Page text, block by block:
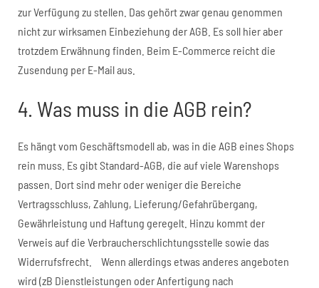
zur Verfügung zu stellen. Das gehört zwar genau genommen
nicht zur wirksamen Einbeziehung der AGB. Es soll hier aber
trotzdem Erwähnung finden. Beim E-Commerce reicht die
Zusendung per E-Mail aus.
4. Was muss in die AGB rein?
Es hängt vom Geschäftsmodell ab, was in die AGB eines Shops
rein muss. Es gibt Standard-AGB, die auf viele Warenshops
passen. Dort sind mehr oder weniger die Bereiche
Vertragsschluss, Zahlung, Lieferung/Gefahrübergang,
Gewährleistung und Haftung geregelt. Hinzu kommt der
Verweis auf die Verbraucherschlichtungsstelle sowie das
Widerrufsfrecht. Wenn allerdings etwas anderes angeboten
wird (zB Dienstleistungen oder Anfertigung nach